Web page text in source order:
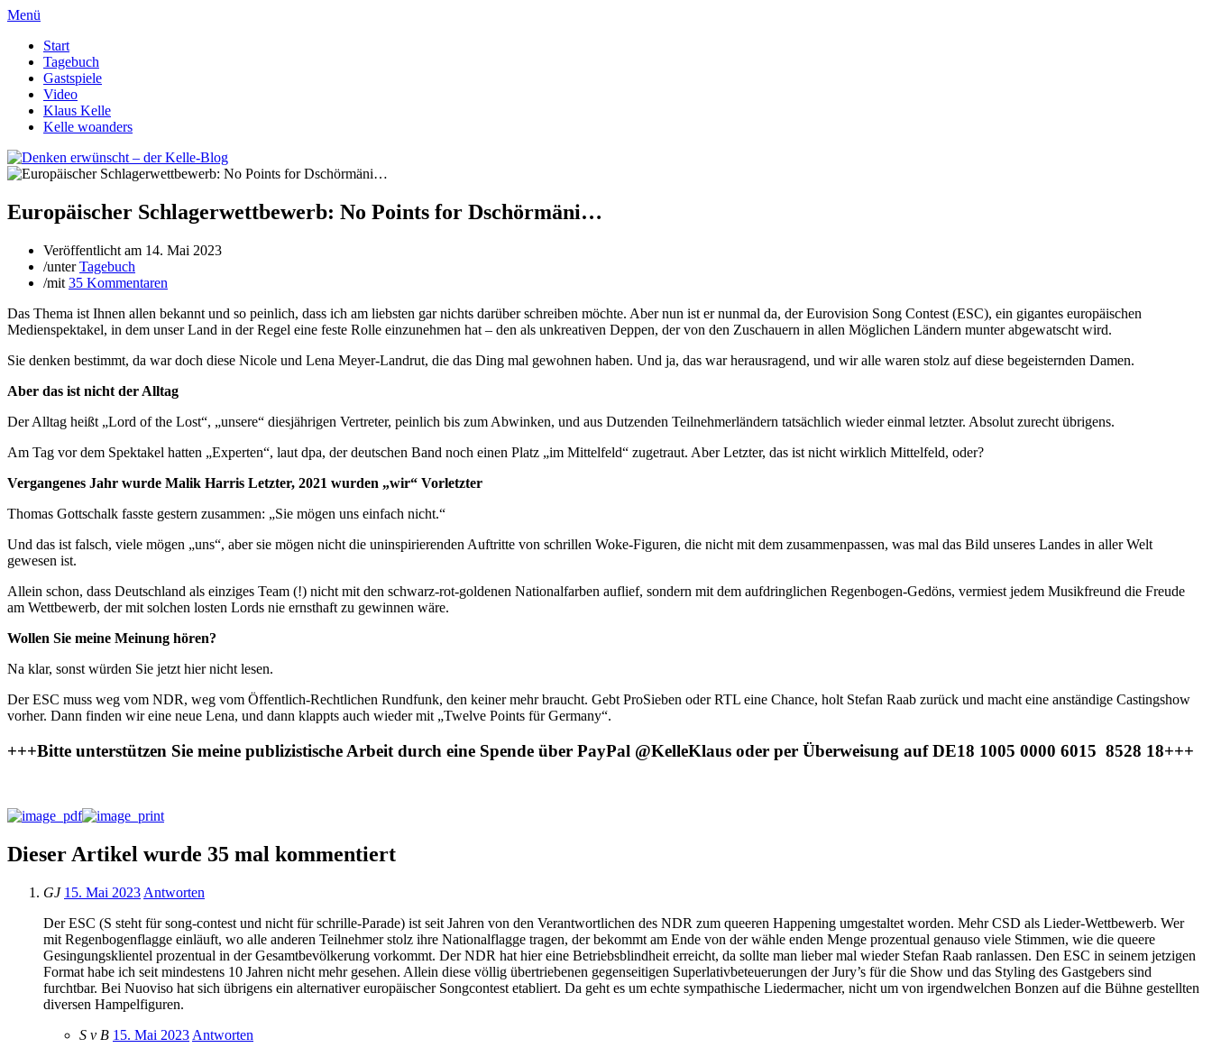
Menü
Start
Tagebuch
Gastspiele
Video
Klaus Kelle
Kelle woanders
Europäischer Schlagerwettbewerb: No Points for Dschörmäni…
Veröffentlicht am 14. Mai 2023
/unterTagebuch
/mit 35 Kommentaren
Das Thema ist Ihnen allen bekannt und so peinlich, dass ich am liebsten gar nichts darüber schreiben möchte. Aber nun ist er nunmal da, der Eurovision Song Contest (ESC), ein gigantes europäischen
Medienspektakel, in dem unser Land in der Regel eine feste Rolle einzunehmen hat – den als unkreativen Deppen, der von den Zuschauern in allen Möglichen Ländern munter abgewatscht wird.
Sie denken bestimmt, da war doch diese Nicole und Lena Meyer-Landrut, die das Ding mal gewohnen haben. Und ja, das war herausragend, und wir alle waren stolz auf diese begeisternden Damen.
Aber das ist nicht der Alltag
Der Alltag heißt „Lord of the Lost“, „unsere“ diesjährigen Vertreter, peinlich bis zum Abwinken, und aus Dutzenden Teilnehmerländern tatsächlich wieder einmal letzter. Absolut zurecht übrigens.
Am Tag vor dem Spektakel hatten „Experten“, laut dpa, der deutschen Band noch einen Platz „im Mittelfeld“ zugetraut. Aber Letzter, das ist nicht wirklich Mittelfeld, oder?
Vergangenes Jahr wurde Malik Harris Letzter, 2021 wurden „wir“ Vorletzter
Thomas Gottschalk fasste gestern zusammen: „Sie mögen uns einfach nicht.“
Und das ist falsch, viele mögen „uns“, aber sie mögen nicht die uninspirierenden Auftritte von schrillen Woke-Figuren, die nicht mit dem zusammenpassen, was mal das Bild unseres Landes in aller Welt
gewesen ist.
Allein schon, dass Deutschland als einziges Team (!) nicht mit den schwarz-rot-goldenen Nationalfarben auflief, sondern mit dem aufdringlichen Regenbogen-Gedöns, vermiest jedem Musikfreund die Freude
am Wettbewerb, der mit solchen losten Lords nie ernsthaft zu gewinnen wäre.
Wollen Sie meine Meinung hören?
Na klar, sonst würden Sie jetzt hier nicht lesen.
Der ESC muss weg vom NDR, weg vom Öffentlich-Rechtlichen Rundfunk, den keiner mehr braucht. Gebt ProSieben oder RTL eine Chance, holt Stefan Raab zurück und macht eine anständige Castingshow
vorher. Dann finden wir eine neue Lena, und dann klappts auch wieder mit „Twelve Points für Germany“.
+++Bitte unterstützen Sie meine publizistische Arbeit durch eine Spende über PayPal @KelleKlaus oder per Überweisung auf DE18 1005 0000 6015 8528 18+++
Dieser Artikel wurde 35 mal kommentiert
GJ 15. Mai 2023 Antworten
Der ESC (S steht für song-contest und nicht für schrille-Parade) ist seit Jahren von den Verantwortlichen des NDR zum queeren Happening umgestaltet worden. Mehr CSD als Lieder-Wettbewerb. Wer
mit Regenbogenflagge einläuft, wo alle anderen Teilnehmer stolz ihre Nationalflagge tragen, der bekommt am Ende von der wähle enden Menge prozentual genauso viele Stimmen, wie die queere
Gesingungsklientel prozentual in der Gesamtbevölkerung vorkommt. Der NDR hat hier eine Betriebsblindheit erreicht, da sollte man lieber mal wieder Stefan Raab ranlassen. Den ESC in seinem jetzigen
Format habe ich seit mindestens 10 Jahren nicht mehr gesehen. Allein diese völlig übertriebenen gegenseitigen Superlativbeteuerungen der Jury’s für die Show und das Styling des Gastgebers sind
furchtbar. Bei Nuoviso hat sich übrigens ein alternativer europäischer Songcontest etabliert. Da geht es um echte sympathische Liedermacher, nicht um von irgendwelchen Bonzen auf die Bühne gestellten
diversen Hampelfiguren.
S v B 15. Mai 2023 Antworten